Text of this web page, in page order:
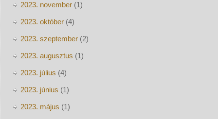
2023. november(1)
2023. október(4)
2023. szeptember(2)
2023. augusztus (1)
2023. július (4)
2023. június (1)
2023. május (1)